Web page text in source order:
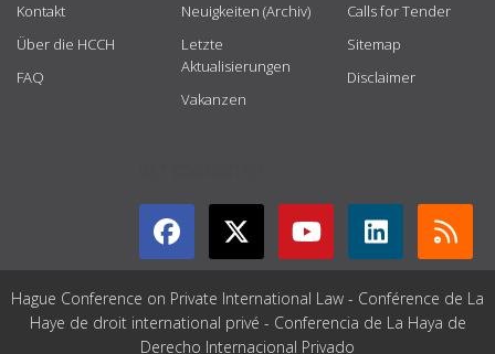
Kontakt
Über die HCCH
FAQ
Neuigkeiten (Archiv)
Letzte
Aktualisierungen
Vakanzen
Calls for Tender
Sitemap
Disclaimer
Hague Conference on Private International Law - Conférence de La
Haye de droit international privé - Conferencia de La Haya de
Derecho Internacional Privado